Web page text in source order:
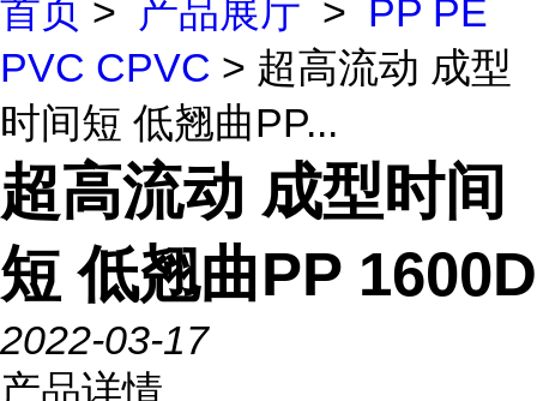
首页 > 产品展厅 > PP PE
PVC CPVC > 超高流动 成型
时间短 低翘曲PP...
超高流动 成型时间
短 低翘曲PP 1600D
2022-03-17
产品详情